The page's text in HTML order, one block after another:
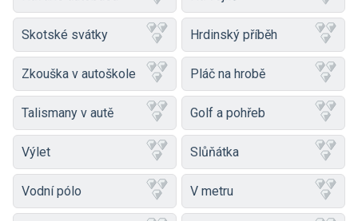
Skotské svátky Hrdinský příběh
Zkouška v autoškole Pláč na hrobě
Talismany v autě Golf a pohřeb
Výlet Slůňátka
Vodní pólo V metru